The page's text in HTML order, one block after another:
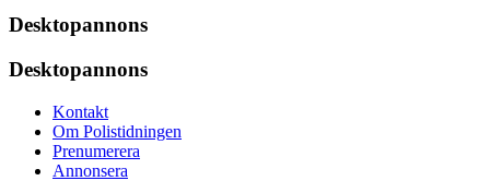
Desktopannons
Desktopannons
Kontakt
Om Polistidningen
Prenumerera
Annonsera